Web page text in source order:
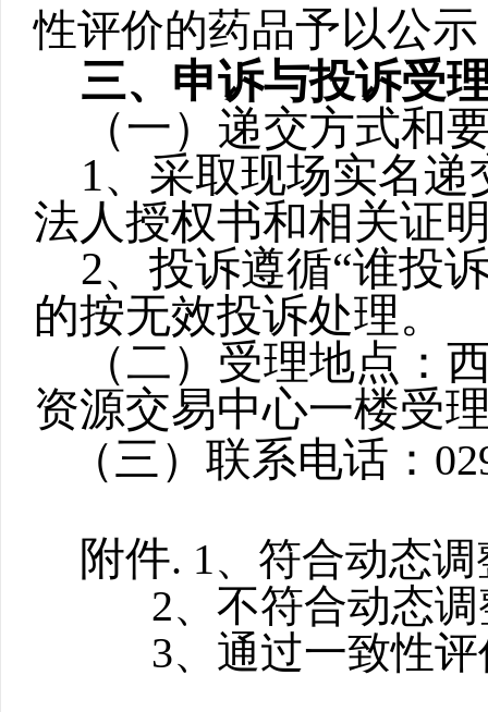
性评价的药品予以公
三、申诉与投诉受
（一）递交方式和
1、采取现场实名
法人授权书和相关证
2、投诉遵循“谁投
的按无效投诉处理。
（二）受理地点：
资源交易中心一楼受
（三）联系电话：
附件. 1、符合动态
2、不符合动态
3、 通过一致性